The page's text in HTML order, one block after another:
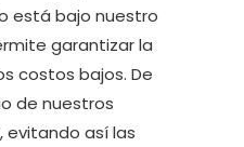
está bajo nuestro
garantizar la
costos bajos. De
de nuestros
así las